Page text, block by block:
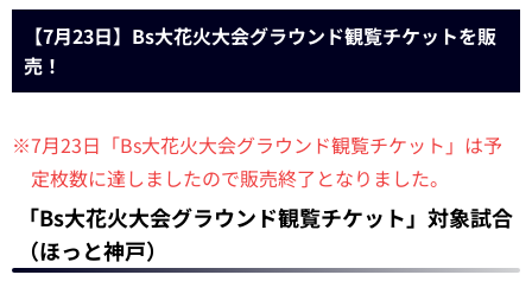
【7月23日】Bs大花火大会グラウンド観覧チケットを販
売！
※7月23日「Bs大花火大会グラウンド観覧チケット」は予
定枚数に達しましたので販売終了となりました。
「Bs大花火大会グラウンド観覧チケット」対象試合
（ほっと神戸）